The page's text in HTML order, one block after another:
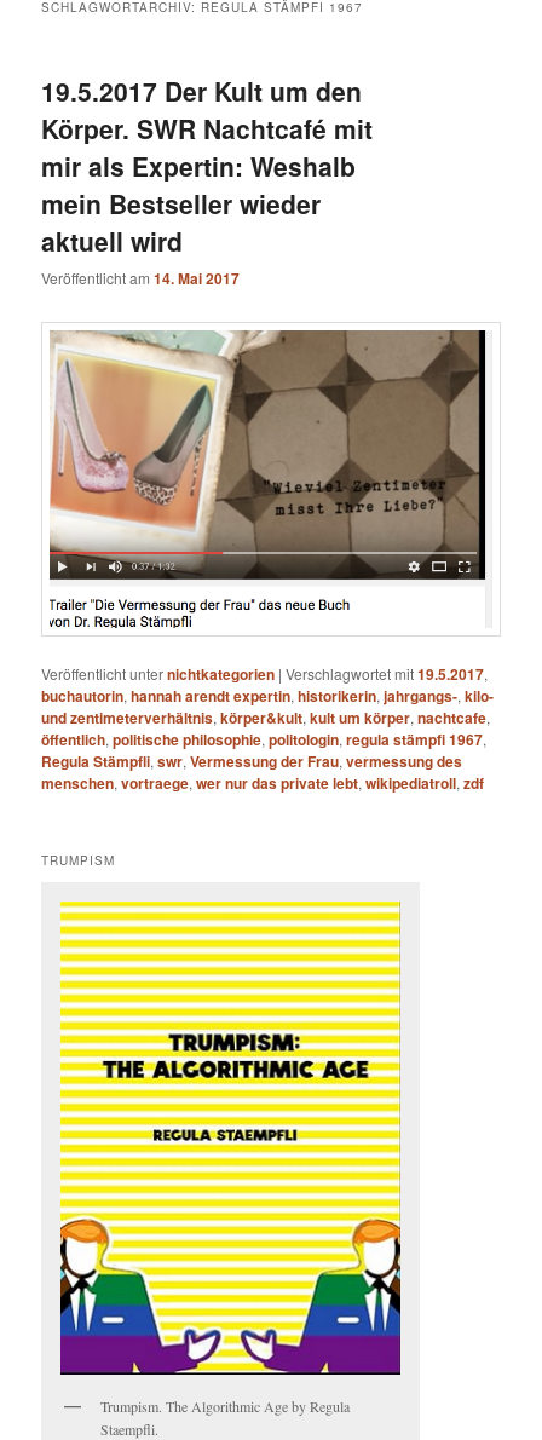
SCHLAGWORTARCHIV: REGULA STÄMPFI 1967
19.5.2017 Der Kult um den
Körper. SWR Nachtcafé mit
mir als Expertin: Weshalb
mein Bestseller wieder
aktuell wird
Veröffentlicht am14. Mai 2017
Veröffentlicht unternichtkategorien |Verschlagwortet mit19.5.2017,
buchautorin,hannah arendt expertin,historikerin,jahrgangs-,kilo-
und zentimeterverhältnis,körper&kult,kult um körper,nachtcafe,
öffentlich,politische philosophie,politologin,regula stämpfi 1967,
Regula Stämpfli,swr,Vermessung der Frau,vermessung des
menschen,vortraege,wer nur das private lebt,wikipediatroll,zdf
TRUMPISM
Trumpism. The Algorithmic Age by Regula
Staempfli.